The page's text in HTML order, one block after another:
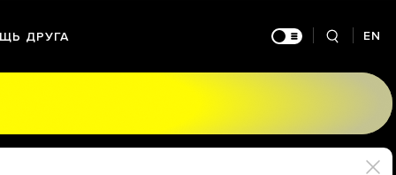
ДРУГА EN